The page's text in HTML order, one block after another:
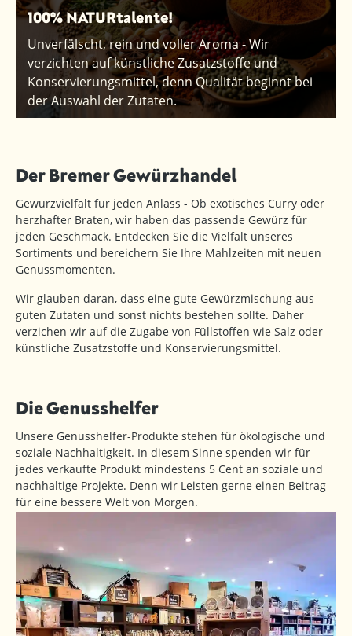
100% NATURtalente!
Unverfälscht, rein und voller Aroma - Wir
verzichten auf künstliche Zusatzstoffe und
Konservierungsmittel, denn Qualität beginnt bei
der Auswahl der Zutaten.
Der Bremer Gewürzhandel
Gewürzvielfalt für jeden Anlass - Ob exotisches Curry oder
herzhafter Braten, wir haben das passende Gewürz für
jeden Geschmack. Entdecken Sie die Vielfalt unseres
Sortiments und bereichern Sie Ihre Mahlzeiten mit neuen
Genussmomenten.
Wir glauben daran, dass eine gute Gewürzmischung aus
guten Zutaten und sonst nichts bestehen sollte. Daher
verzichen wir auf die Zugabe von Füllstoffen wie Salz oder
künstliche Zusatzstoffe und Konservierungsmittel.
Die Genusshelfer
Unsere Genusshelfer-Produkte stehen für ökologische und
soziale Nachhaltigkeit. In diesem Sinne spenden wir für
jedes verkaufte Produkt mindestens 5 Cent an soziale und
nachhaltige Projekte. Denn wir Leisten gerne einen Beitrag
für eine bessere Welt von Morgen.